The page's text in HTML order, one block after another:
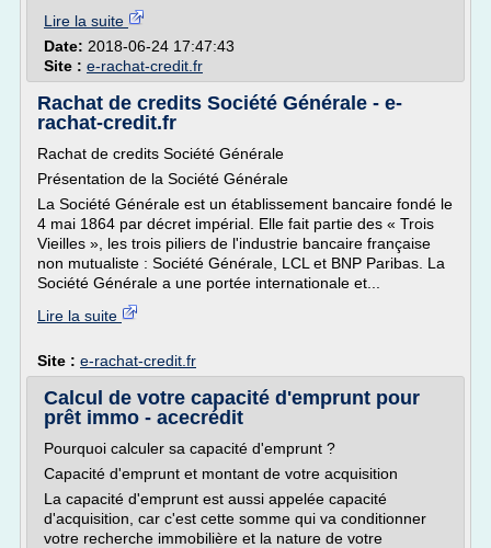
Lire la suite
Date: 2018-06-24 17:47:43
Site : e-rachat-credit.fr
Rachat de credits Société Générale - e-
rachat-credit.fr
Rachat de credits Société Générale
Présentation de la Société Générale
La Société Générale est un établissement bancaire fondé le
4 mai 1864 par décret impérial. Elle fait partie des « Trois
Vieilles », les trois piliers de l'industrie bancaire française
non mutualiste : Société Générale, LCL et BNP Paribas. La
Société Générale a une portée internationale et...
Lire la suite
Site : e-rachat-credit.fr
Calcul de votre capacité d'emprunt pour
prêt immo - acecrédit
Pourquoi calculer sa capacité d'emprunt ?
Capacité d'emprunt et montant de votre acquisition
La capacité d'emprunt est aussi appelée capacité
d'acquisition, car c'est cette somme qui va conditionner
votre recherche immobilière et la nature de votre